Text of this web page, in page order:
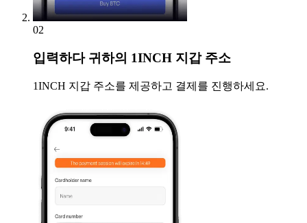
02
입력하다귀하의 1INCH 지갑 주소
1INCH 지갑 주소를 제공하고 결제를 진행하세요.